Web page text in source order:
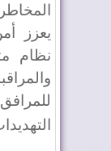
يعزز
نظام